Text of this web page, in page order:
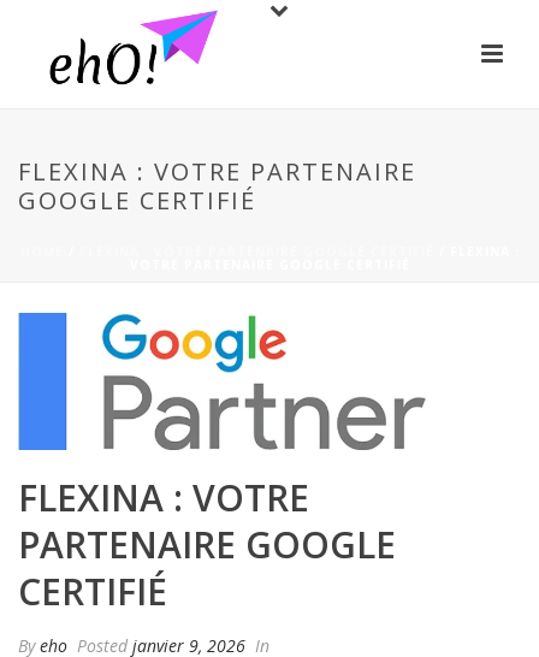
FLEXINA : VOTRE PARTENAIRE
GOOGLE CERTIFIÉ
FLEXINA : VOTRE
PARTENAIRE GOOGLE
CERTIFIÉ
Byeho Posted janvier 9, 2026 In